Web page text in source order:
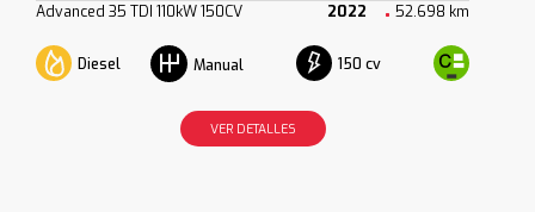
Advanced 35 TDI 110kW 150CV 2022 52.698 km
Diesel Manual 150 cv
VER DETALLES